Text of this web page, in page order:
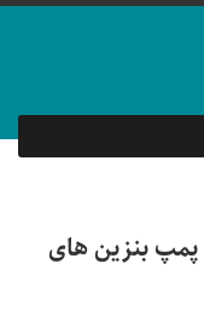
بنزین های